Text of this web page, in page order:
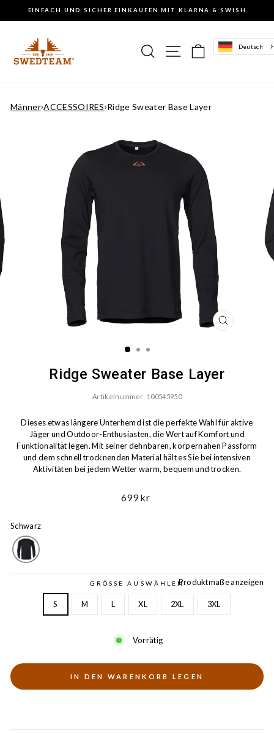
Anhalten
Diashow
EINFACH UND SICHER EINKAUFEN MIT KLARNA & SWISH
Suche Navigation auf
Deutsch
Männer›ACCESSOIRES›Ridge Sweater Base Layer
Ridge Sweater Base Layer
Artikelnummer: 100545950
Dieses etwas längere Unterhemd ist die perfekte Wahl für aktive
Jäger und Outdoor-Enthusiasten, die Wert auf Komfort und
Funktionalität legen. Mit seiner dehnbaren, körpernahen Passform
und dem schnell trocknenden Material hält es Sie bei intensiven
Aktivitäten bei jedem Wetter warm, bequem und trocken.
Ord.
699 kr
Schwarz
Produktmaße anzeigen
GRÖSSE AUSWÄHLEN
S M L XL 2XL 3XL
Vorrätig
IN DEN WARENKORB LEGEN